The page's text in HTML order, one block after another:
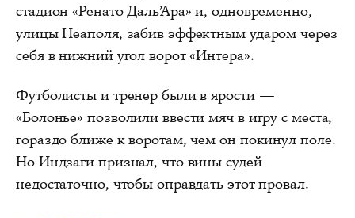
стадион «Ренато Даль’Ара» и, одновременно,
улицы Неаполя, забив эффектным ударом через
себя в нижний угол ворот «Интера».
Футболисты и тренер были в ярости —
«Болонье» позволили ввести мяч в игру с места,
гораздо ближе к воротам, чем он покинул поле.
Но Индзаги признал, что вины судей
недостаточно, чтобы оправдать этот провал.